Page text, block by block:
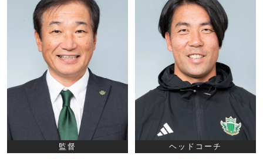
監督 ヘッドコーチ